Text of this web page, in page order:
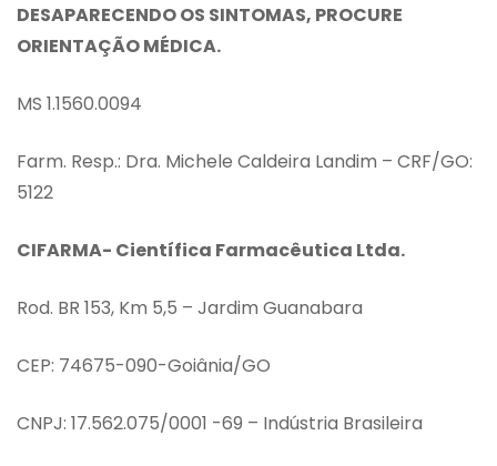
DESAPARECENDO OS SINTOMAS, PROCURE
ORIENTAÇÃO MÉDICA.
MS 1.1560.0094
Farm. Resp.: Dra. Michele Caldeira Landim – CRF/GO:
5122
CIFARMA- Científica Farmacêutica Ltda.
Rod. BR 153, Km 5,5 – Jardim Guanabara
CEP: 74675-090-Goiânia/GO
CNPJ: 17.562.075/0001 -69 – Indústria Brasileira